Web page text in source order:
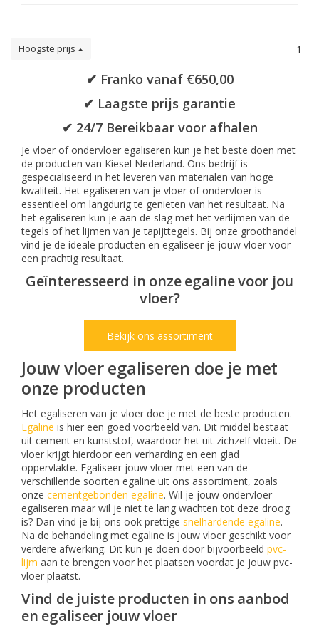
Hoogste prijs 1
✔ Franko vanaf €650,00
✔ Laagste prijs garantie
✔ 24/7 Bereikbaar voor afhalen
Je vloer of ondervloer egaliseren kun je het beste doen met
de producten van Kiesel Nederland. Ons bedrijf is
gespecialiseerd in het leveren van materialen van hoge
kwaliteit. Het egaliseren van je vloer of ondervloer is
essentieel om langdurig te genieten van het resultaat. Na
het egaliseren kun je aan de slag met het verlijmen van de
tegels of het lijmen van je tapijttegels. Bij onze groothandel
vind je de ideale producten en egaliseer je jouw vloer voor
een prachtig resultaat.
Geïnteresseerd in onze egaline voor jou
vloer?
Bekijk ons assortiment
Jouw vloer egaliseren doe je met
onze producten
Het egaliseren van je vloer doe je met de beste producten.
Egaline is hier een goed voorbeeld van. Dit middel bestaat
uit cement en kunststof, waardoor het uit zichzelf vloeit. De
vloer krijgt hierdoor een verharding en een glad
oppervlakte. Egaliseer jouw vloer met een van de
verschillende soorten egaline uit ons assortiment, zoals
onze cementgebonden egaline. Wil je jouw ondervloer
egaliseren maar wil je niet te lang wachten tot deze droog
is? Dan vind je bij ons ook prettige snelhardende egaline.
Na de behandeling met egaline is jouw vloer geschikt voor
verdere afwerking. Dit kun je doen door bijvoorbeeld pvc-
lijm aan te brengen voor het plaatsen voordat je jouw pvc-
vloer plaatst.
Vind de juiste producten in ons aanbod
en egaliseer jouw vloer